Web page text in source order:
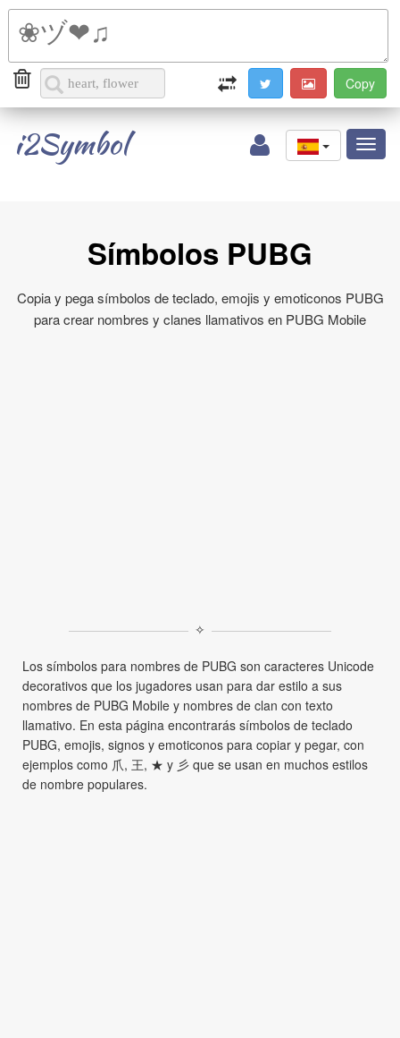
i2Symbol
Símbolos PUBG
Copia y pega símbolos de teclado, emojis y emoticonos PUBG
para crear nombres y clanes llamativos en PUBG Mobile
✧
Los símbolos para nombres de PUBG son caracteres Unicode
decorativos que los jugadores usan para dar estilo a sus
nombres de PUBG Mobile y nombres de clan con texto
llamativo. En esta página encontrarás símbolos de teclado
PUBG, emojis, signos y emoticonos para copiar y pegar, con
ejemplos como 爪, 王, ★ y 彡 que se usan en muchos estilos
de nombre populares.